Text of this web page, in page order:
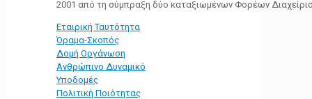
2001 από τη σύμπραξη δύο καταξιωμένων Φορέων
Εταιρική Ταυτότητα
Όραμα-Σκοπός
Δομή Οργάνωση
Ανθρώπινο Δυναμικό
Υποδομές
Πολιτική Ποιότητας